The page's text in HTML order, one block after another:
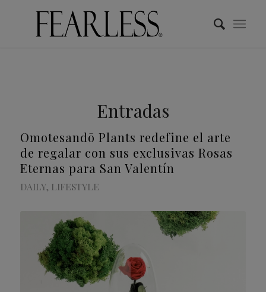
Entradas
Omotesandō Plants redefine el arte
de regalar con sus exclusivas Rosas
Eternas para San Valentín
DAILY, LIFESTYLE